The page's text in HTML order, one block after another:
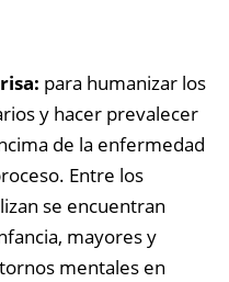
para humanizar los
y hacer prevalecer
de la enfermedad
Entre los
se encuentran
mayores y
mentales en